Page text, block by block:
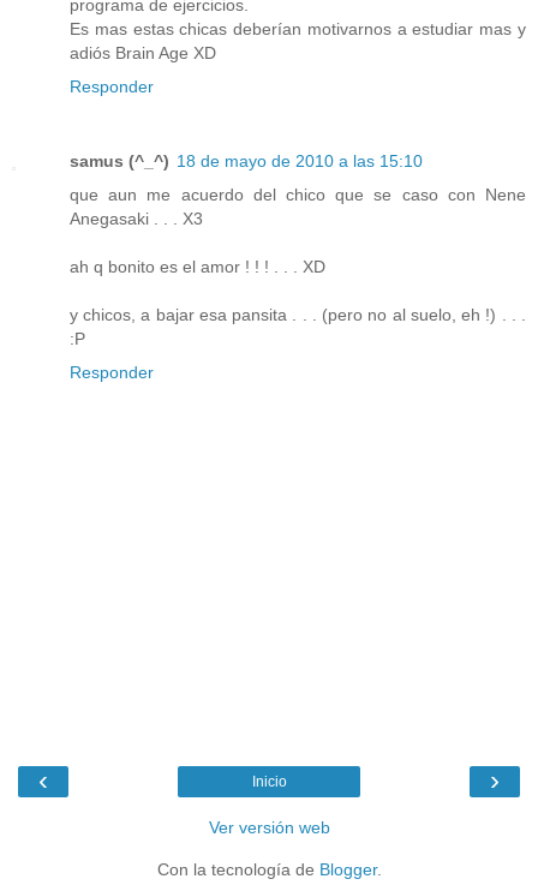
programa de ejercicios.
Es mas estas chicas deberían motivarnos a estudiar mas y
adiós Brain Age XD
Responder
samus (^_^) 18 de mayo de 2010 a las 15:10
que aun me acuerdo del chico que se caso con Nene
Anegasaki . . . X3
ah q bonito es el amor ! ! ! . . . XD
y chicos, a bajar esa pansita . . . (pero no al suelo, eh !) . . .
:P
Responder
‹ ›
Inicio
Ver versión web
Con la tecnología de Blogger.